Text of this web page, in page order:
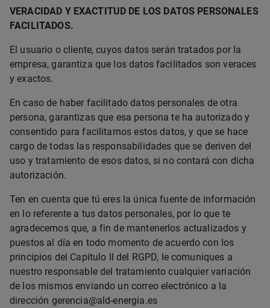
VERACIDAD Y EXACTITUD DE LOS DATOS PERSONALES
FACILITADOS.
El usuario o cliente, cuyos datos serán tratados por la
empresa, garantiza que los datos facilitados son veraces
y exactos.
En caso de haber facilitado datos personales de otra
persona, garantizas que esa persona te ha autorizado y
consentido para facilitarnos estos datos, y que se hace
cargo de todas las responsabilidades que se deriven del
uso y tratamiento de esos datos, si no contará con dicha
autorización.
Ten en cuenta que tú eres la única fuente de información
en lo referente a tus datos personales, por lo que te
agradecemos que, a fin de mantenerlos actualizados y
puestos al día en todo momento de acuerdo con los
principios del Capítulo II del RGPD, le comuniques a
nuestro responsable del tratamiento cualquier variación
de los mismos enviando un correo electrónico a la
dirección gerencia@ald-energia.es